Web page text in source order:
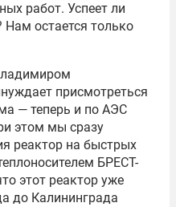
работ. Успеет ли
Нам остается только
присмотреться
— теперь и по АЭС
этом мы сразу
реактор на быстрых
БРЕСТ-
этот реактор уже
до Калининграда